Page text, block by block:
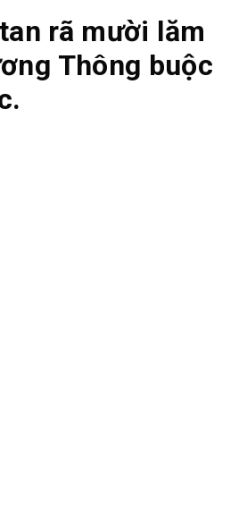
rã mười lăm
Thông buộc